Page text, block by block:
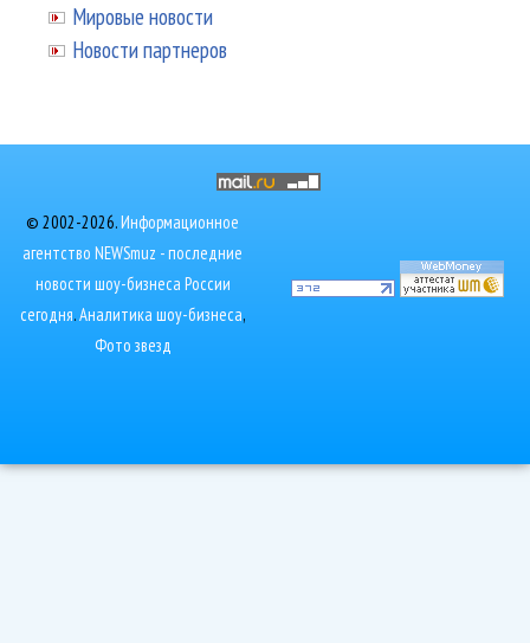
Мировые новости
Новости партнеров
© 2002-2026.Информационное
агентство NEWSmuz - последние
новости шоу-бизнеса России
сегодня.Аналитика шоу-бизнеса,
Фото звезд